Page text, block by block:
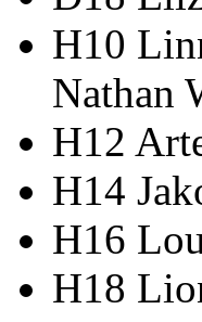
H10
Nathan
H12
H14
H16
H18